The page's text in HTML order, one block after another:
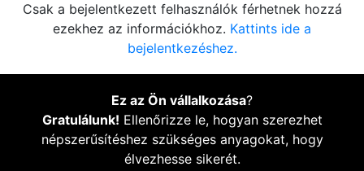
Csak a bejelentkezett felhasználók férhetnek hozzá
ezekhez az információkhoz. Kattints ide a
bejelentkezéshez.
Ez az Ön vállalkozása?
Gratulálunk! Ellenőrizze le, hogyan szerezhet
népszerűsítéshez szükséges anyagokat, hogy
élvezhesse sikerét.